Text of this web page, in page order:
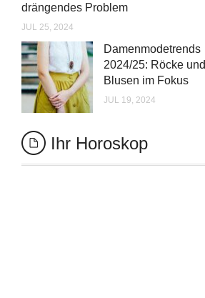
drängendes Problem
JUL 25, 2024
Damenmodetrends
2024/25: Röcke und
Blusen im Fokus
JUL 19, 2024
Ihr Horoskop